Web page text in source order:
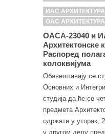
ИАС
ОАС
ОАСА-23040 и
Архитектонске
Распоред
колоквијума
Обавештавају се
Основних и
студија да ће се
предмета
одржати у уторак,
у другом делу